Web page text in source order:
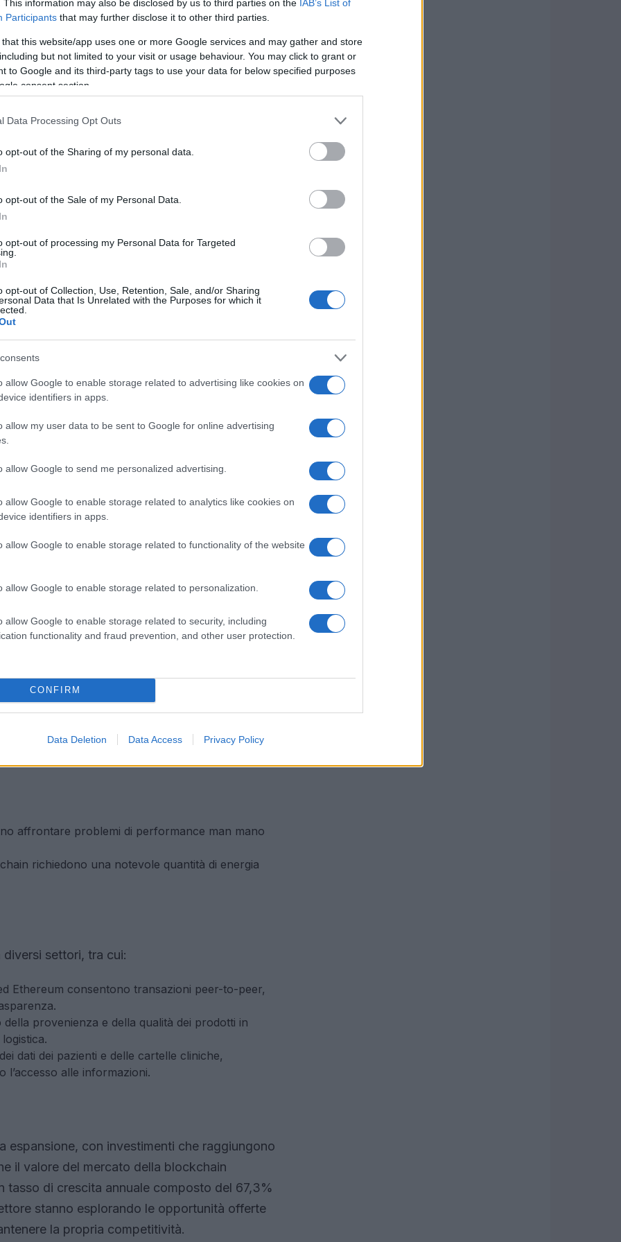
This information may also be disclosed by us to third parties on the IAB’s List of
Participants that may further disclose it to other third parties.
that this website/app uses one or more Google services and may gather and store
but not limited to your visit or usage behaviour. You may click to grant or
to Google and its third-party tags to use your data for below specified purposes
consent section.
Data Processing Opt Outs
opt-out of the Sharing of my personal data.
opt-out of the Sale of my Personal Data.
opt-out of processing my Personal Data for Targeted
opt-out of Collection, Use, Retention, Sale, and/or Sharing
Data that Is Unrelated with the Purposes for which it
allow Google to enable storage related to advertising like cookies on
identifiers in apps.
allow my user data to be sent to Google for online advertising
allow Google to send me personalized advertising.
allow Google to enable storage related to analytics like cookies on
identifiers in apps.
allow Google to enable storage related to functionality of the website
allow Google to enable storage related to personalization.
allow Google to enable storage related to security, including
functionality and fraud prevention, and other user protection.
CONFIRM
Data Deletion Data Access Privacy Policy
e un codice unico, noto come
tentasse di alterare un blocco, l’hash
la manomissione. Questo processo è reso
nodi
difficile per i malintenzionati alterare i dati.
visibili a chiunque partecipi alla rete.
rendendo le transazioni più veloci e meno
affrontare problemi di performance man mano
richiedono una notevole quantità di energia
settori, tra cui:
Ethereum consentono transazioni peer-to-peer,
della provenienza e della qualità dei prodotti in
dati dei pazienti e delle cartelle cliniche,
l’accesso alle informazioni.
espansione, con investimenti che raggiungono
il valore del mercato della blockchain
tasso di crescita annuale composto del 67,3%
stanno esplorando le opportunità offerte
la propria competitività.